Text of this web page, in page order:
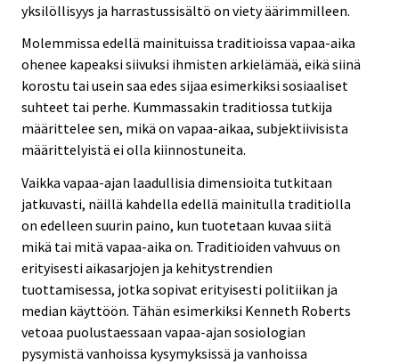
yksilöllisyys ja harrastussisältö on viety äärimmilleen.
Molemmissa edellä mainituissa traditioissa vapaa-aika
ohenee kapeaksi siivuksi ihmisten arkielämää, eikä siinä
korostu tai usein saa edes sijaa esimerkiksi sosiaaliset
suhteet tai perhe. Kummassakin traditiossa tutkija
määrittelee sen, mikä on vapaa-aikaa, subjektiivisista
määrittelyistä ei olla kiinnostuneita.
Vaikka vapaa-ajan laadullisia dimensioita tutkitaan
jatkuvasti, näillä kahdella edellä mainitulla traditiolla
on edelleen suurin paino, kun tuotetaan kuvaa siitä
mikä tai mitä vapaa-aika on. Traditioiden vahvuus on
erityisesti aikasarjojen ja kehitystrendien
tuottamisessa, jotka sopivat erityisesti politiikan ja
median käyttöön. Tähän esimerkiksi Kenneth Roberts
vetoaa puolustaessaan vapaa-ajan sosiologian
pysymistä vanhoissa kysymyksissä ja vanhoissa